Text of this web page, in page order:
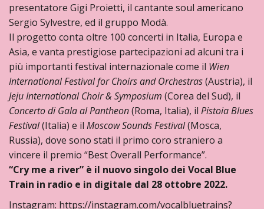
presentatore Gigi Proietti, il cantante soul americano
Sergio Sylvestre, ed il gruppo Modà.
Il progetto conta oltre 100 concerti in Italia, Europa e
Asia, e vanta prestigiose partecipazioni ad alcuni tra i
più importanti festival internazionale come il Wien
International Festival for Choirs and Orchestras(Austria), il
Jeju International Choir & Symposium (Corea del Sud), il
Concerto di Gala al Pantheon(Roma, Italia), il Pistoia Blues
Festival(Italia) e il Moscow Sounds Festival(Mosca,
Russia), dove sono stati il primo coro straniero a
vincere il premio “Best Overall Performance”.
“Cry me a river” è il nuovo singolo dei Vocal Blue
Train in radio e in digitale dal 28 ottobre 2022.
Instagram: https://instagram.com/vocalbluetrains?